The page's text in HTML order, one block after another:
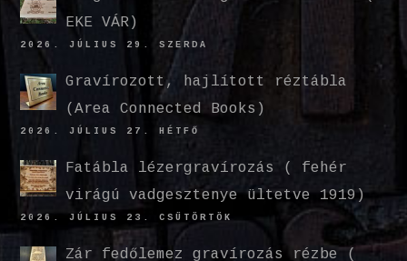
EKE VÁR)
2026. JÚLIUS 29. SZERDA
Gravírozott, hajlított réztábla
(Area Connected Books)
2026. JÚLIUS 27. HÉTFŐ
Fatábla lézergravírozás ( fehér
virágú vadgesztenye ültetve 1919)
2026. JÚLIUS 23. CSÜTÖRTÖK
Zár fedőlemez gravírozás rézbe (